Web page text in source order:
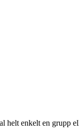
helt enkelt en grupp